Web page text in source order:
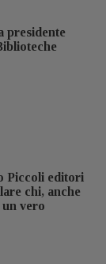
presidente
Piccoli editori
chi, anche
un vero